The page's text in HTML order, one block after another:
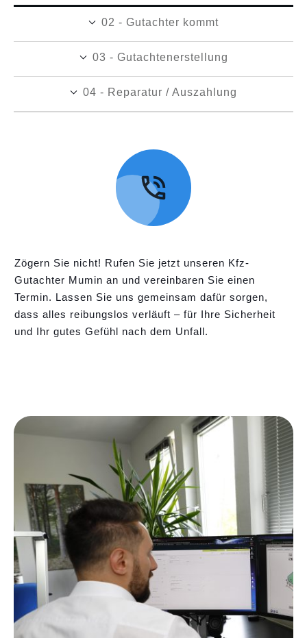
02 - Gutachter kommt
03 - Gutachtenerstellung
04 - Reparatur / Auszahlung
Zögern Sie nicht! Rufen Sie jetzt unseren Kfz-
Gutachter Mumin an und vereinbaren Sie einen
Termin. Lassen Sie uns gemeinsam dafür sorgen,
dass alles reibungslos verläuft – für Ihre Sicherheit
und Ihr gutes Gefühl nach dem Unfall.